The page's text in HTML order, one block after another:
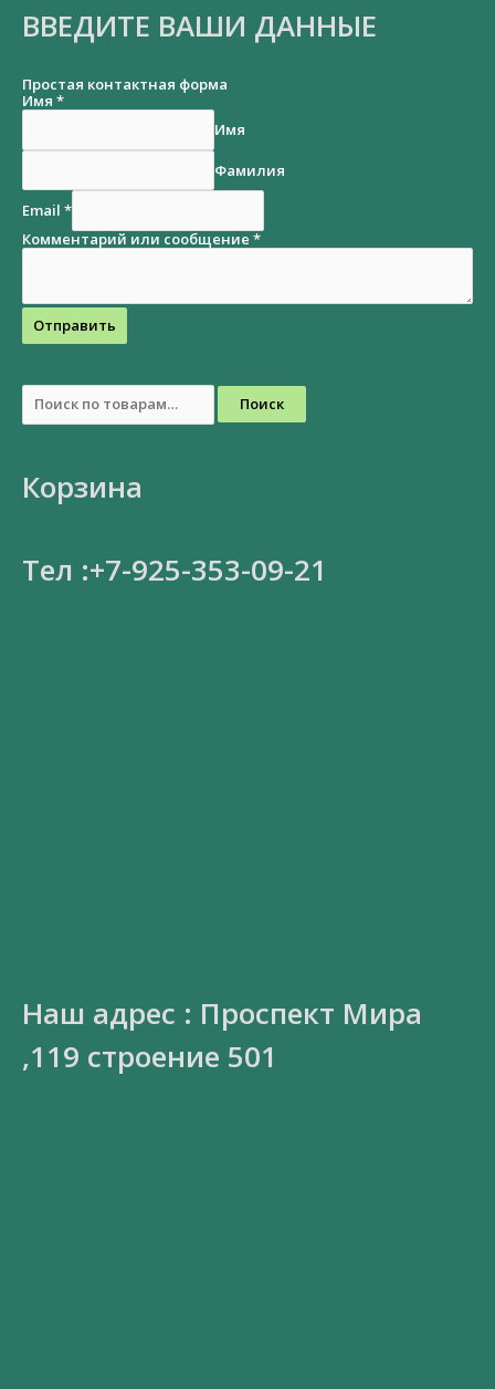
ВВЕДИТЕ ВАШИ ДАННЫЕ
Простая контактная форма
Имя *
Имя
Фамилия
Email *
Комментарий или сообщение *
Отправить
Поиск
Корзина
Тел :+7-925-353-09-21
Наш адрес : Проспект Мира
,119 строение 501